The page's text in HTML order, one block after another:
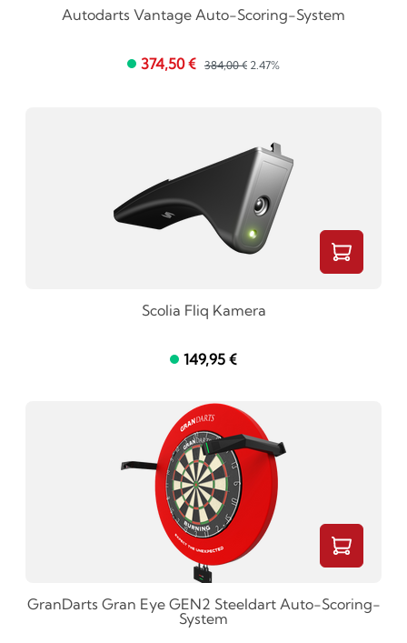
Autodarts Vantage Auto-Scoring-System
374,50 € 384,00 € 2.47%
Scolia Fliq Kamera
149,95 €
GranDarts Gran Eye GEN2 Steeldart Auto-Scoring-
System